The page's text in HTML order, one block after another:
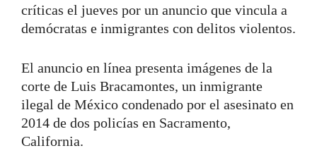
críticas el jueves por un anuncio que vincula a
demócratas e inmigrantes con delitos violentos.
El anuncio en línea presenta imágenes de la
corte de Luis Bracamontes, un inmigrante
ilegal de México condenado por el asesinato en
2014 de dos policías en Sacramento,
California.